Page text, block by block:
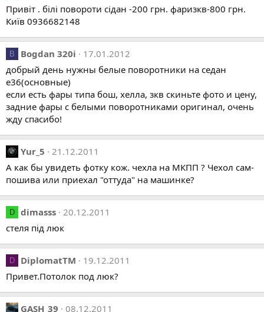
Привіт . білі повороти сідан -200 грн. фаризкв-800 грн.
Київ 0936682148
B Bogdan 320i
17.01.2012
добрый день нужны белые поворотники на седан
е36(основные)
если есть фары типа бош, хелла, зкв скиньте фото и цену,
задние фары с белыми поворотниками оригинал, очень
жду спасибо!
Yur_5
21.12.2011
А как бы увидеть фотку кож. чехла на МКПП ? Чехол сам-
пошива или приехал "оттуда" на машинке?
D dimasss 20.12.2011
стеля під люк
D DiplomatTM
19.12.2011
Привет.Потолок под люк?
GASH_39 08.12.2011